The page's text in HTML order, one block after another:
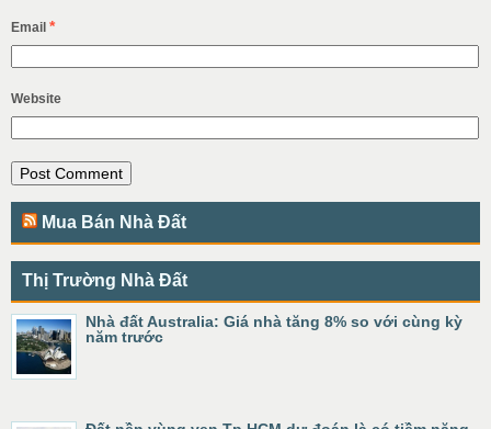
Email *
Website
Mua Bán Nhà Đất
Thị Trường Nhà Đất
Nhà đất Australia: Giá nhà tăng 8% so với cùng kỳ
năm trước